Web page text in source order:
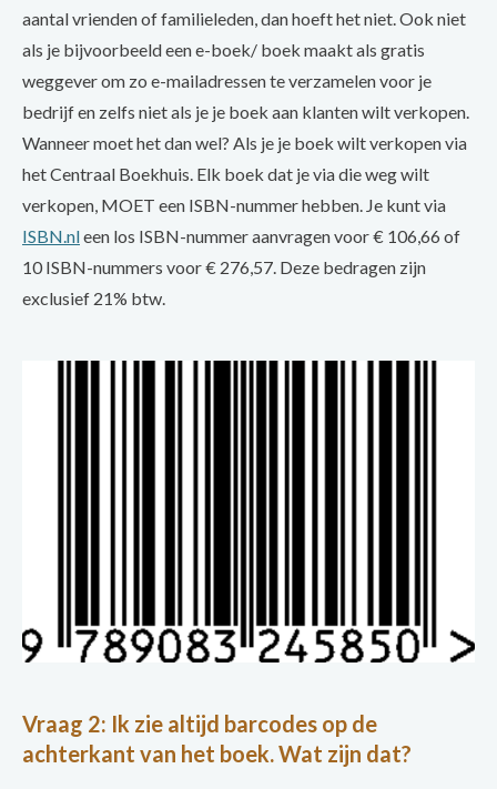
aantal vrienden of familieleden, dan hoeft het niet. Ook niet
als je bijvoorbeeld een e-boek/ boek maakt als gratis
weggever om zo e-mailadressen te verzamelen voor je
bedrijf en zelfs niet als je je boek aan klanten wilt verkopen.
Wanneer moet het dan wel? Als je je boek wilt verkopen via
het Centraal Boekhuis. Elk boek dat je via die weg wilt
verkopen, MOET een ISBN-nummer hebben. Je kunt via
ISBN.nleen los ISBN-nummer aanvragen voor € 106,66 of
10 ISBN-nummers voor € 276,57. Deze bedragen zijn
exclusief 21% btw.
Vraag 2: Ik zie altijd barcodes op de
achterkant van het boek. Wat zijn dat?